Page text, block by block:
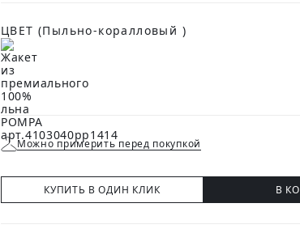
ЦВЕТ (Пыльно-коралловый )
Можно примерить перед покупкой
КУПИТЬ В ОДИН КЛИК В